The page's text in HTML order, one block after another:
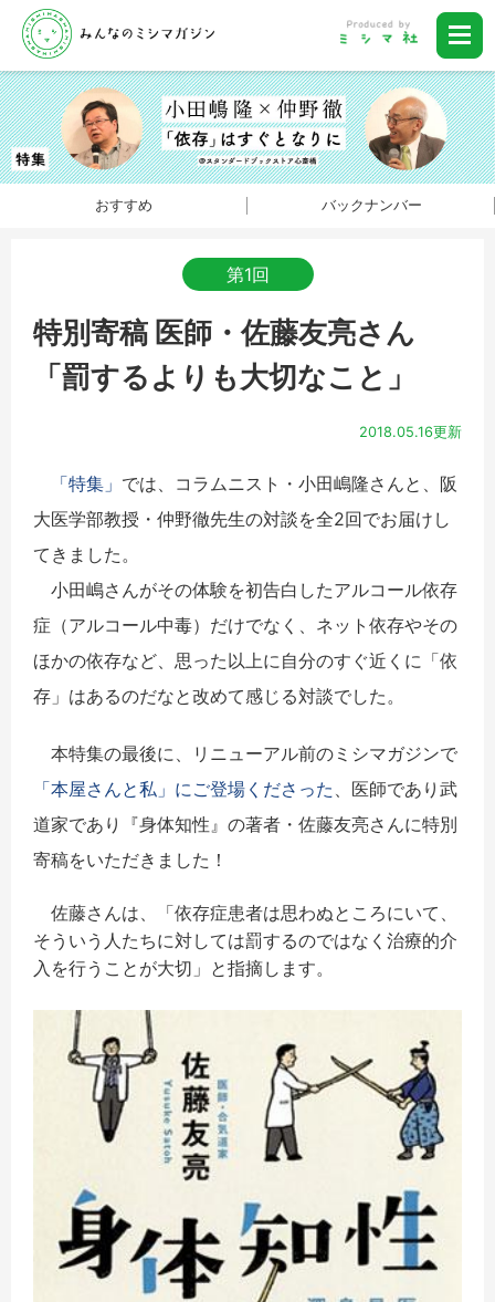
おすすめ バックナンバー
第1回
特別寄稿 医師・佐藤友亮さん
「罰するよりも大切なこと」
2018.05.16更新
「特集」 では、コラムニスト・小田嶋隆さんと、阪
大医学部教授・仲野徹先生の対談を全2回でお届けし
てきました。
小田嶋さんがその体験を初告白したアルコール依存
症（アルコール中毒）だけでなく、ネット依存やその
ほかの依存など、思った以上に自分のすぐ近くに「依
存」はあるのだなと改めて感じる対談でした。
本特集の最後に、リニューアル前のミシマガジンで
「本屋さんと私」にご登場くださった 、医師であり武
道家であり『身体知性』の著者・佐藤友亮さんに特別
寄稿をいただきました！
佐藤さんは、「依存症患者は思わぬところにいて、
そういう人たちに対しては罰するのではなく治療的介
入を行うことが大切」と指摘します。